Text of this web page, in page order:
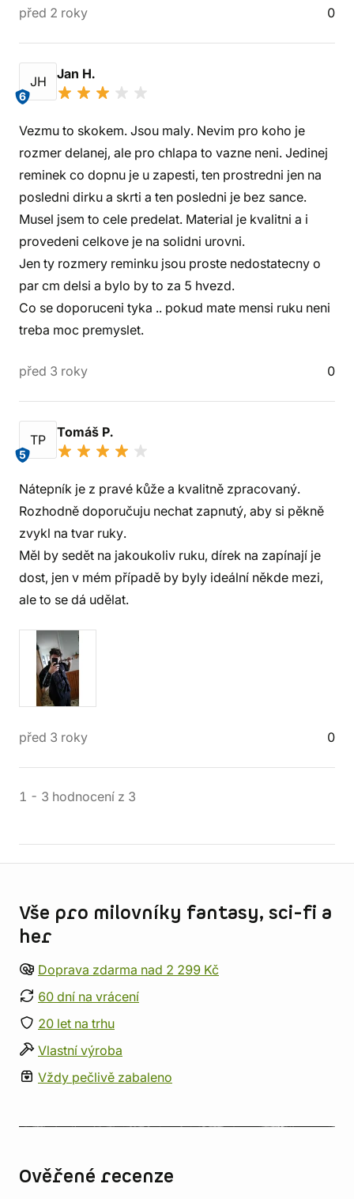
před 2 roky 0
JH
6
Jan H.
Vezmu to skokem. Jsou maly. Nevim pro koho je
rozmer delanej, ale pro chlapa to vazne neni. Jedinej
reminek co dopnu je u zapesti, ten prostredni jen na
posledni dirku a skrti a ten posledni je bez sance.
Musel jsem to cele predelat. Material je kvalitni a i
provedeni celkove je na solidni urovni.
Jen ty rozmery reminku jsou proste nedostatecny o
par cm delsi a bylo by to za 5 hvezd.
Co se doporuceni tyka .. pokud mate mensi ruku neni
treba moc premyslet.
před 3 roky 0
TP
5
Tomáš P.
Nátepník je z pravé kůže a kvalitně zpracovaný.
Rozhodně doporučuju nechat zapnutý, aby si pěkně
zvykl na tvar ruky.
Měl by sedět na jakoukoliv ruku, dírek na zapínají je
dost, jen v mém případě by byly ideální někde mezi,
ale to se dá udělat.
před 3 roky 0
1 - 3 hodnocení z 3
Vše pro milovníky fantasy, sci-fi a
her
Doprava zdarma nad 2 299 Kč
60 dní na vrácení
20 let na trhu
Vlastní výroba
Vždy pečlivě zabaleno
Ověřené recenze